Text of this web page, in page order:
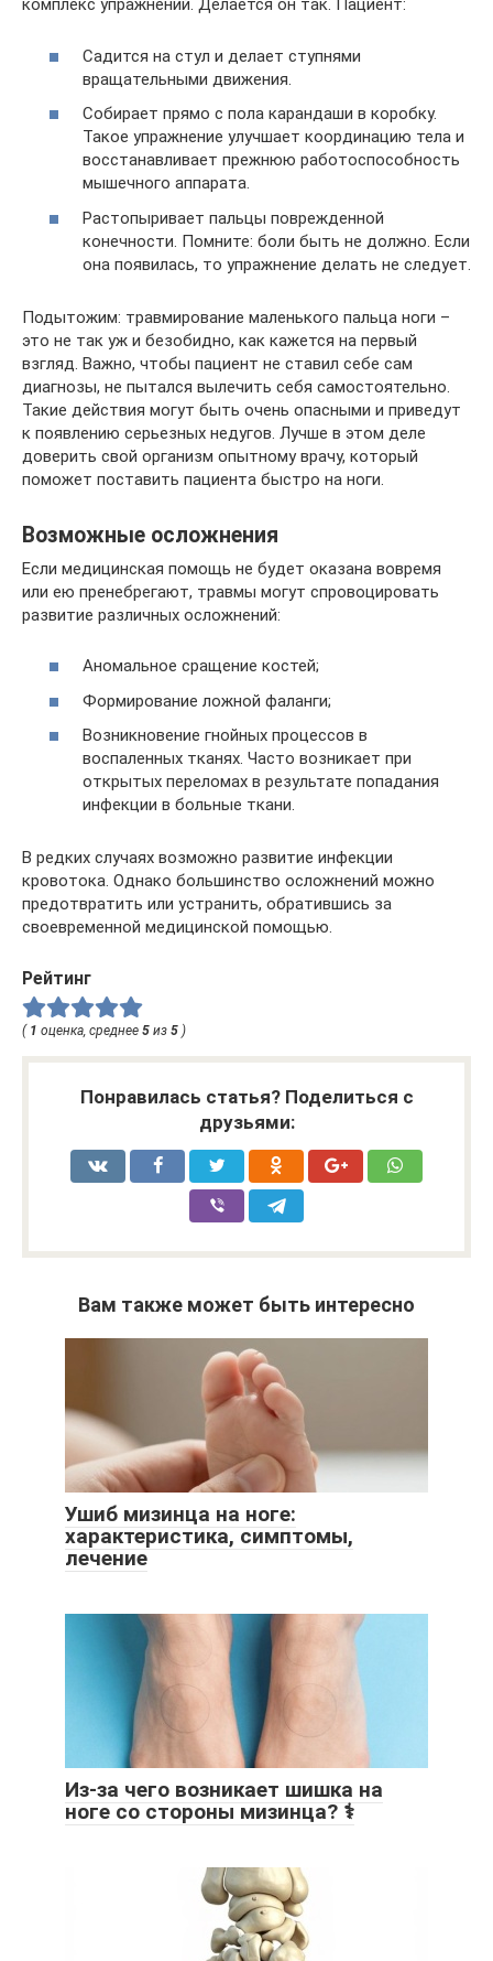
комплекс упражнений. Делается он так. Пациент:
Садится на стул и делает ступнями
вращательными движения.
Собирает прямо с пола карандаши в коробку.
Такое упражнение улучшает координацию тела и
восстанавливает прежнюю работоспособность
мышечного аппарата.
Растопыривает пальцы поврежденной
конечности. Помните: боли быть не должно. Если
она появилась, то упражнение делать не следует.
Подытожим: травмирование маленького пальца ноги –
это не так уж и безобидно, как кажется на первый
взгляд. Важно, чтобы пациент не ставил себе сам
диагнозы, не пытался вылечить себя самостоятельно.
Такие действия могут быть очень опасными и приведут
к появлению серьезных недугов. Лучше в этом деле
доверить свой организм опытному врачу, который
поможет поставить пациента быстро на ноги.
Возможные осложнения
Если медицинская помощь не будет оказана вовремя
или ею пренебрегают, травмы могут спровоцировать
развитие различных осложнений:
Аномальное сращение костей;
Формирование ложной фаланги;
Возникновение гнойных процессов в
воспаленных тканях. Часто возникает при
открытых переломах в результате попадания
инфекции в больные ткани.
В редких случаях возможно развитие инфекции
кровотока. Однако большинство осложнений можно
предотвратить или устранить, обратившись за
своевременной медицинской помощью.
Рейтинг
( 1 оценка, среднее 5 из 5 )
Понравилась статья? Поделиться с
друзьями:
Вам также может быть интересно
Ушиб мизинца на ноге:
характеристика, симптомы,
лечение
Из-за чего возникает шишка на
ноге со стороны мизинца? ⚕️